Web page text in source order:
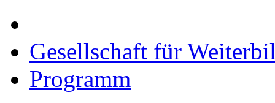
Gesellschaft für
Programm